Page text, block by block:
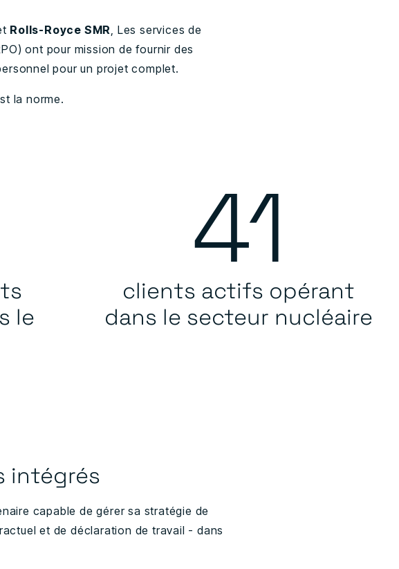
Rolls-Royce SMR, Les services de
ont pour mission de fournir des
pour un projet complet.
la norme.
le
41
clients actifs opérant
dans le secteur nucléaire
intégrés
capable de gérer sa stratégie de
et de déclaration de travail - dans